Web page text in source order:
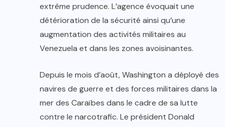
extrême prudence. L’agence évoquait une
détérioration de la sécurité ainsi qu’une
augmentation des activités militaires au
Venezuela et dans les zones avoisinantes.
Depuis le mois d’août, Washington a déployé des
navires de guerre et des forces militaires dans la
mer des Caraïbes dans le cadre de sa lutte
contre le narcotrafic. Le président Donald